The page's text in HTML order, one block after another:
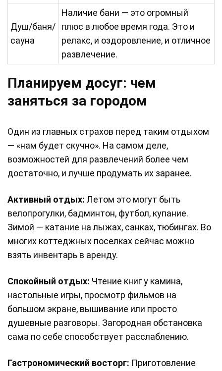
Душ/баня/
сауна
Наличие бани — это огромный
плюс в любое время года. Это и
релакс, и оздоровление, и отличное
развлечение.
Планируем досуг: чем
заняться за городом
Один из главных страхов перед таким отдыхом
— «нам будет скучно». На самом деле,
возможностей для развлечений более чем
достаточно, и лучше продумать их заранее.
Активный отдых: Летом это могут быть
велопрогулки, бадминтон, футбол, купание.
Зимой — катание на лыжах, санках, тюбингах. Во
многих коттеджных поселках сейчас можно
взять инвентарь в аренду.
Спокойный отдых: Чтение книг у камина,
настольные игры, просмотр фильмов на
большом экране, вышивание или просто
душевные разговоры. Загородная обстановка
сама по себе способствует расслаблению.
Гастрономический восторг: Приготовление